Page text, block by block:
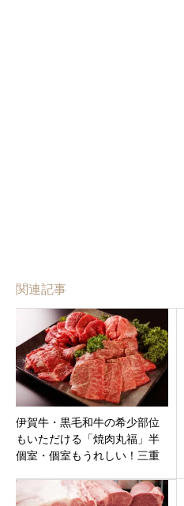
関連記事
伊賀牛・黒毛和牛の希少部位
もいただける「焼肉丸福」半
個室・個室もうれしい！三重